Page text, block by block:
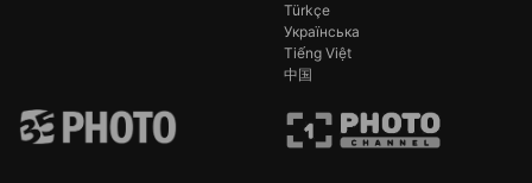
Türkçe
Українська
Tiếng Việt
中国